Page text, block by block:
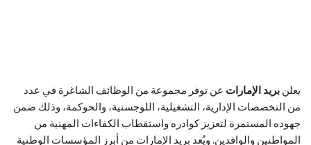
يعلن بريد الإمارات عن توفر مجموعة من الوظائف الشاغرة في عدد
من التخصصات الإدارية، التشغيلية، اللوجستية، والحوكمة، وذلك ضمن
جهوده المستمرة لتعزيز كوادره واستقطاب الكفاءات المهنية من
المواطنين والوافدين. ويُعد بريد الإمارات من أبرز المؤسسات الوطنية